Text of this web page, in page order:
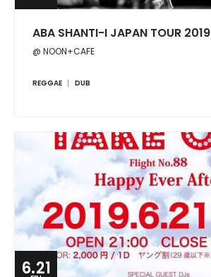
ABA SHANTI-I JAPAN TOUR 2019
@ NOON+CAFE
REGGAE DUB
6.21